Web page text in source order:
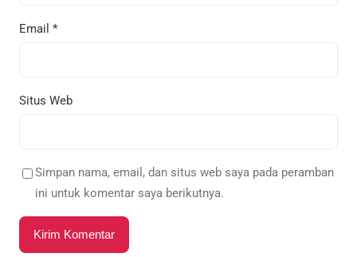
Email *
Situs Web
Simpan nama, email, dan situs web saya pada peramban
ini untuk komentar saya berikutnya.